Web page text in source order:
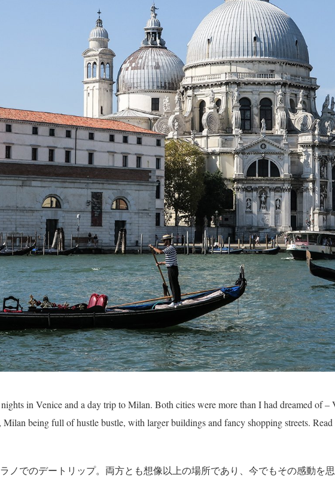
in Venice and a day trip to Milan. Both cities were more than I had dreamed of –
being full of hustle bustle, with larger buildings and fancy shopping streets.
ノでのデートリップ。両方とも想像以上の場所であり、今でもその感動を